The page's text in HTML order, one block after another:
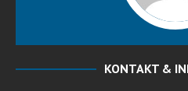
KONTAKT &